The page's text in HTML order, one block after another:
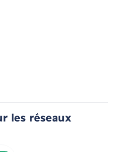
les réseaux